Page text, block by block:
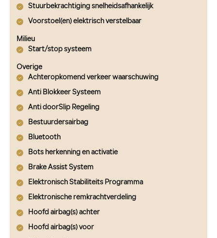
Stuurbekrachtiging snelheidsafhankelijk
Voorstoel(en) elektrisch verstelbaar
Milieu
Start/stop systeem
Overige
Achteropkomend verkeer waarschuwing
Anti Blokkeer Systeem
Anti doorSlip Regeling
Bestuurdersairbag
Bluetooth
Bots herkenning en activatie
Brake Assist System
Elektronisch Stabiliteits Programma
Elektronische remkrachtverdeling
Hoofd airbag(s) achter
Hoofd airbag(s) voor